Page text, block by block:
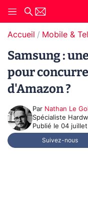
Accueil Mobile &
Samsung :
pour
d'Amazon ?
Par Nathan Le
Spécialiste
Publié le 04 juillet
Suivez-nous